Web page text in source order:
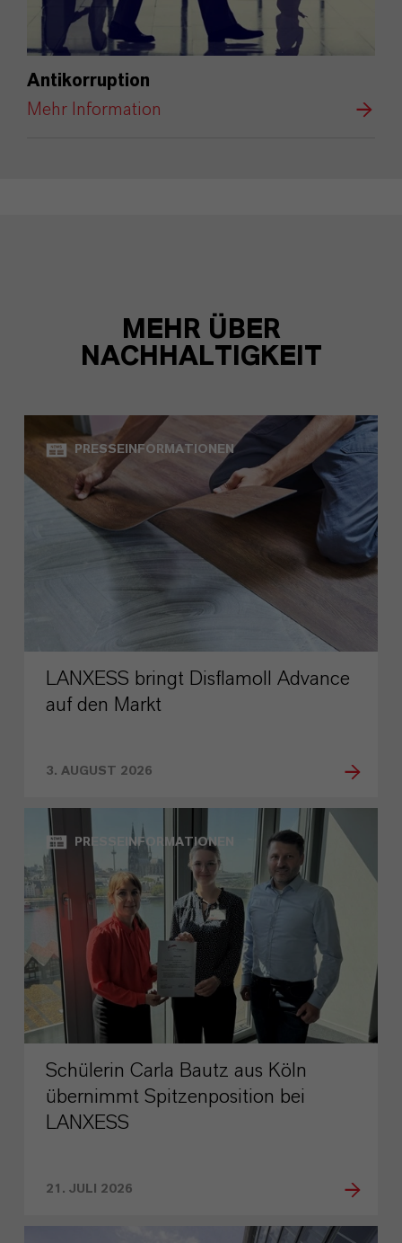
Antikorruption
Mehr Information
MEHR ÜBER
NACHHALTIGKEIT
PRESSEINFORMATIONEN
LANXESS bringt Disflamoll Advance
auf den Markt
3. AUGUST 2026
PRESSEINFORMATIONEN
Schülerin Carla Bautz aus Köln
übernimmt Spitzenposition bei
LANXESS
21. JULI 2026